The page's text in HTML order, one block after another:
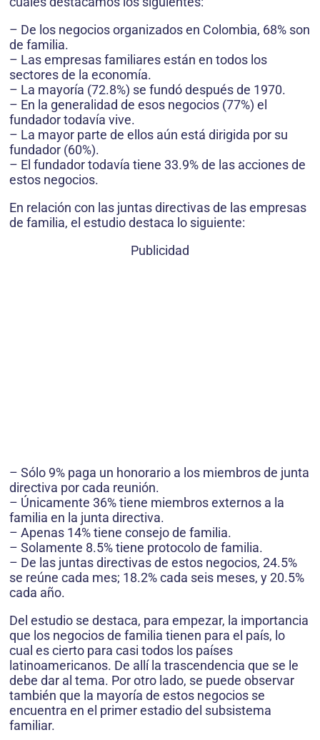
– De los negocios organizados en Colombia, 68% son
de familia.
– Las empresas familiares están en todos los
sectores de la economía.
– La mayoría (72.8%) se fundó después de 1970.
– En la generalidad de esos negocios (77%) el
fundador todavía vive.
– La mayor parte de ellos aún está dirigida por su
fundador (60%).
– El fundador todavía tiene 33.9% de las acciones de
estos negocios.
En relación con las juntas directivas de las empresas
de familia, el estudio destaca lo siguiente:
Publicidad
– Sólo 9% paga un honorario a los miembros de junta
directiva por cada reunión.
– Únicamente 36% tiene miembros externos a la
familia en la junta directiva.
– Apenas 14% tiene consejo de familia.
– Solamente 8.5% tiene protocolo de familia.
– De las juntas directivas de estos negocios, 24.5%
se reúne cada mes; 18.2% cada seis meses, y 20.5%
cada año.
Del estudio se destaca, para empezar, la importancia
que los negocios de familia tienen para el país, lo
cual es cierto para casi todos los países
latinoamericanos. De allí la trascendencia que se le
debe dar al tema. Por otro lado, se puede observar
también que la mayoría de estos negocios se
encuentra en el primer estadio del subsistema
familiar.